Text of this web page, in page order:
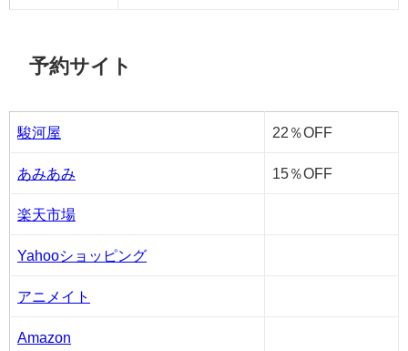
予約サイト
駿河屋 22％OFF
あみあみ 15％OFF
楽天市場
Yahooショッピング
アニメイト
Amazon